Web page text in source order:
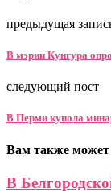
предыдущая
В мэрии Кунгура
следующий пост
В Перми купола
Вам также может
В